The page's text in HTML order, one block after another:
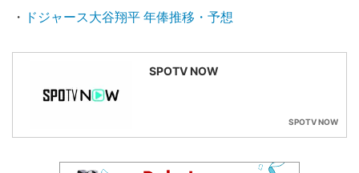
・ ドジャース大谷翔平 年俸推移・予想
SPOTV NOW
SPOTV NOW